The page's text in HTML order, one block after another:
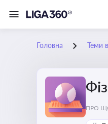
Головна Теми
ПРО